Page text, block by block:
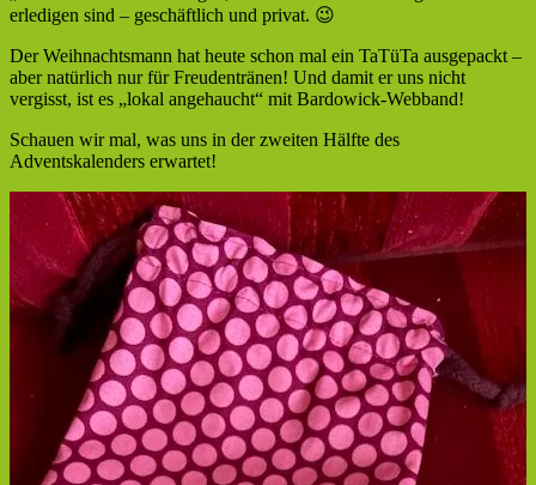
erledigen sind – geschäftlich und privat. 😉
Der Weihnachtsmann hat heute schon mal ein TaTüTa ausgepackt –
aber natürlich nur für Freudentränen! Und damit er uns nicht
vergisst, ist es „lokal angehaucht“ mit Bardowick-Webband!
Schauen wir mal, was uns in der zweiten Hälfte des
Adventskalenders erwartet!